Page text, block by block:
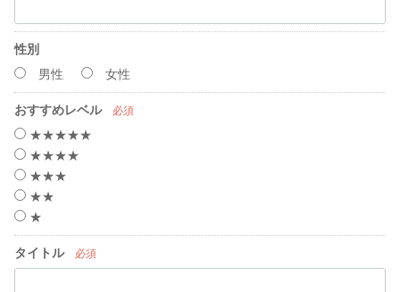
性別
男性
女性
おすすめレベル 必須
★★★★★
★★★★
★★★
★★
★
タイトル 必須